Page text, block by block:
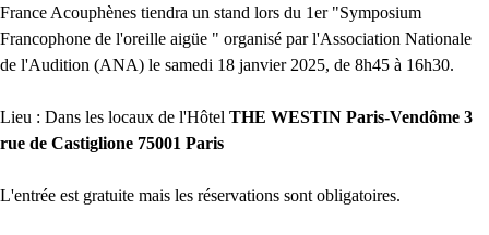
France Acouphènes tiendra un stand lors du 1er "Symposium
Francophone de l'oreille aigüe " organisé par l'Association Nationale
de l'Audition (ANA) le samedi 18 janvier 2025, de 8h45 à 16h30.
Lieu : Dans les locaux de l'Hôtel THE WESTIN Paris-Vendôme 3
rue de Castiglione 75001 Paris
L'entrée est gratuite mais les réservations sont obligatoires.